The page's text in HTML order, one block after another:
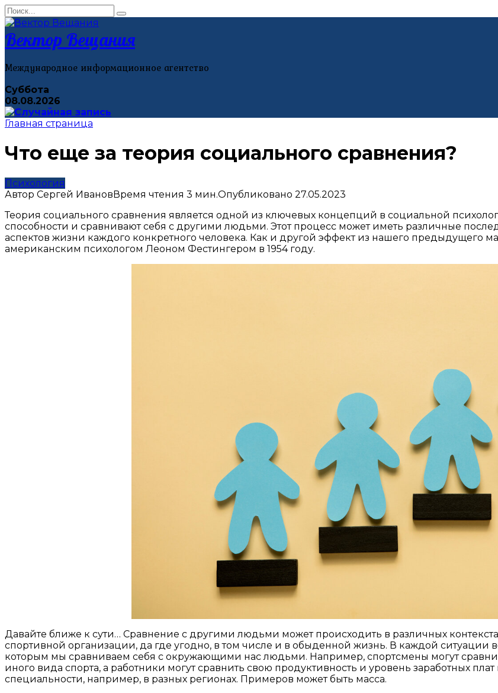
Перейти
к
контенту
Search
for:
Вектор Вещания
Международное информационное агентство
Суббота
08.08.2026
Главная страница
Что еще за теория социального сравнения?
Психология
Автор Сергей ИвановВремя чтения 3 мин.Опубликовано 27.05.2023
Теория социального сравнения является одной из ключевых концепций в социальной
способности и сравнивают себя с другими людьми. Этот процесс может иметь различные
аспектов жизни каждого конкретного человека. Как и другой эффект из нашего предыдущего
американским психологом Леоном Фестингером в 1954 году.
Давайте ближе к сути… Сравнение с другими людьми может происходить в различных
спортивной организации, да где угодно, в том числе и в обыденной жизнь. В каждой ситуации
которым мы сравниваем себя с окружающими нас людьми. Например, спортсмены могут
иного вида спорта, а работники могут сравнить свою продуктивность и уровень заработных
специальности, например, в разных регионах. Примеров может быть масса.